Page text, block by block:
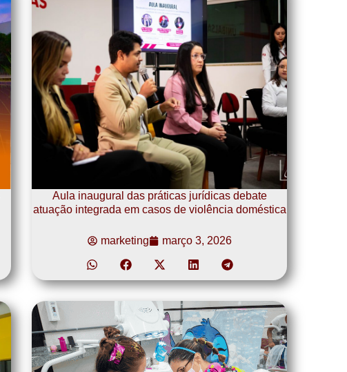
Aula inaugural das práticas jurídicas debate
atuação integrada em casos de violência doméstica
marketing março 3, 2026